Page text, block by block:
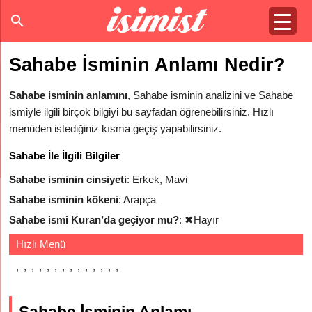
Sahabe İsminin Anlamı Nedir?
Sahabe isminin anlamını, Sahabe isminin analizini ve Sahabe
ismiyle ilgili birçok bilgiyi bu sayfadan öğrenebilirsiniz. Hızlı
menüden istediğiniz kısma geçiş yapabilirsiniz.
Sahabe İle İlgili Bilgiler
Sahabe isminin cinsiyeti: Erkek, Mavi
Sahabe isminin kökeni: Arapça
Sahabe ismi Kuran’da geçiyor mu?: ✖Hayır
Hızlı Menü